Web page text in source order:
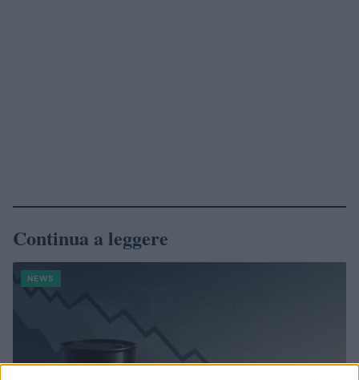
Continua a leggere
NEWS